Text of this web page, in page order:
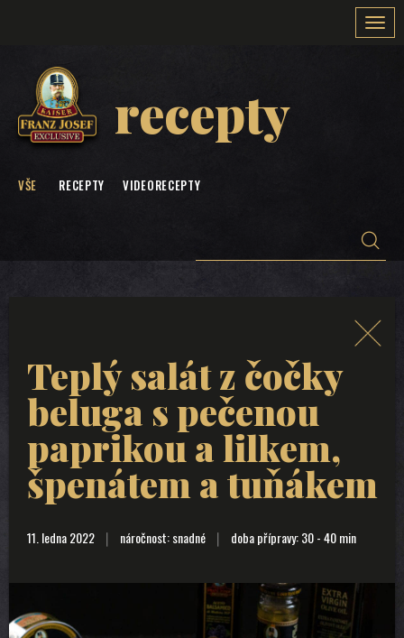
recepty
VŠE RECEPTY VIDEORECEPTY
Teplý salát z čočky
beluga s pečenou
paprikou a lilkem,
špenátem a tuňákem
11. ledna 2022 náročnost: snadné doba přípravy: 30 - 40 min